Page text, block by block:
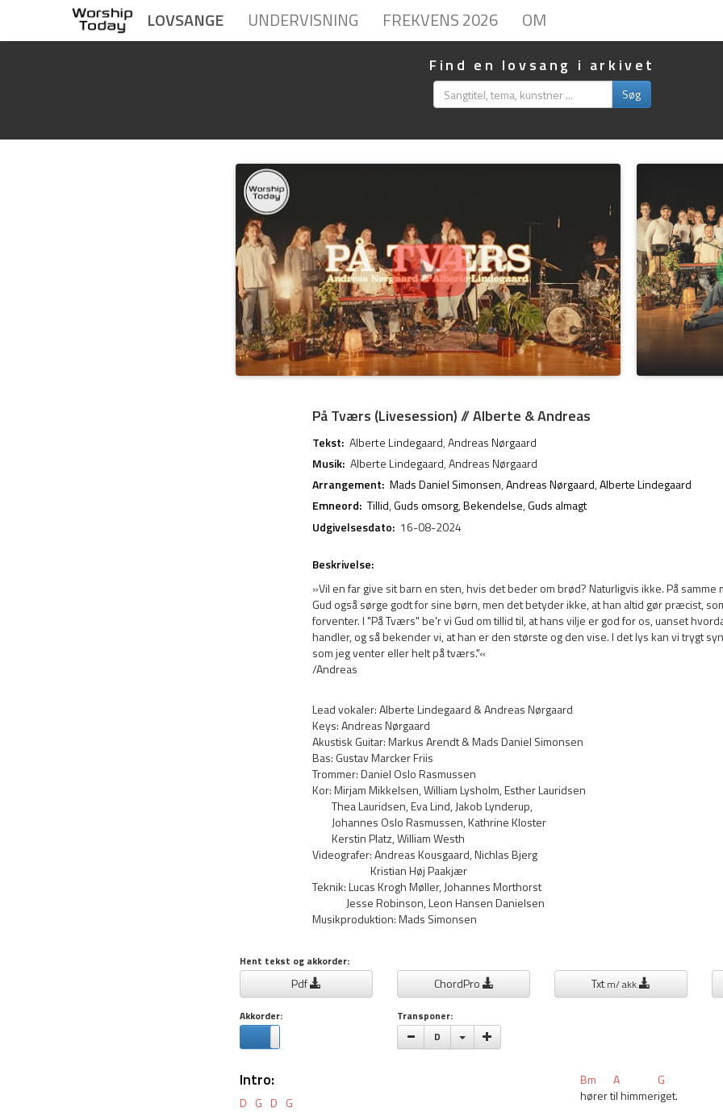
LOVSANGE UNDERVISNING FREKVENS 2026 OM
Find en lovsang i arkivet
Søg
På Tværs (Livesession) // Alberte & Andreas
Tekst: Alberte Lindegaard,Andreas Nørgaard
Musik: Alberte Lindegaard,Andreas Nørgaard
Arrangement: Mads Daniel Simonsen,Andreas Nørgaard,Alberte Lindegaard
Emneord: Tillid,Guds omsorg,Bekendelse,Guds almagt
Udgivelsesdato: 16-08-2024
Beskrivelse:
»Vil en far give sit barn en sten, hvis det beder om brød? Naturligvis ikke. På samme
Gud også sørge godt for sine børn, men det betyder ikke, at han altid gør præcist,
forventer. I "På Tværs" be'r vi Gud om tillid til, at hans vilje er god for os, uanset
handler, og så bekender vi, at han er den største og den vise. I det lys kan vi trygt
som jeg venter eller helt på tværs."«
/Andreas
Lead vokaler: Alberte Lindegaard & Andreas Nørgaard
Keys: Andreas Nørgaard
Akustisk Guitar: Markus Arendt & Mads Daniel Simonsen
Bas: Gustav Marcker Friis
Trommer: Daniel Oslo Rasmussen
Kor: Mirjam Mikkelsen, William Lysholm, Esther Lauridsen
Thea Lauridsen, Eva Lind, Jakob Lynderup,
Johannes Oslo Rasmussen, Kathrine Kloster
Kerstin Platz, William Westh
Videografer: Andreas Kousgaard, Nichlas Bjerg
Kristian Høj Paakjær
Teknik: Lucas Krogh Møller, Johannes Morthorst
Jesse Robinson, Leon Hansen Danielsen
Musikproduktion: Mads Simonsen
Hent tekst og akkorder:
Pdf ChordPro Txtm/ akk.
Akkorder: Transponer:
D Vælge toneart
Intro:
D G D G
Bm A
G
hører til himmeriget.